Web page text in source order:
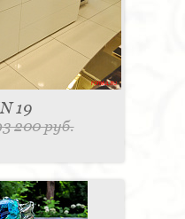
19
200 руб.